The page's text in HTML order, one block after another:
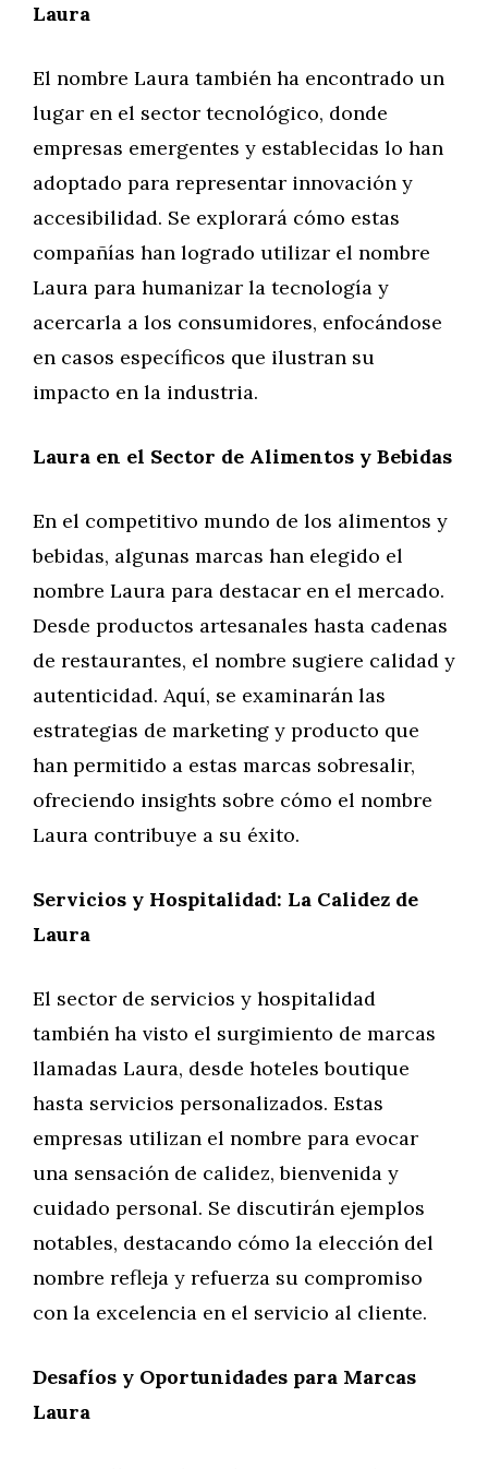
Laura
El nombre Laura también ha encontrado un
lugar en el sector tecnológico, donde
empresas emergentes y establecidas lo han
adoptado para representar innovación y
accesibilidad. Se explorará cómo estas
compañías han logrado utilizar el nombre
Laura para humanizar la tecnología y
acercarla a los consumidores, enfocándose
en casos específicos que ilustran su
impacto en la industria.
Laura en el Sector de Alimentos y Bebidas
En el competitivo mundo de los alimentos y
bebidas, algunas marcas han elegido el
nombre Laura para destacar en el mercado.
Desde productos artesanales hasta cadenas
de restaurantes, el nombre sugiere calidad y
autenticidad. Aquí, se examinarán las
estrategias de marketing y producto que
han permitido a estas marcas sobresalir,
ofreciendo insights sobre cómo el nombre
Laura contribuye a su éxito.
Servicios y Hospitalidad: La Calidez de
Laura
El sector de servicios y hospitalidad
también ha visto el surgimiento de marcas
llamadas Laura, desde hoteles boutique
hasta servicios personalizados. Estas
empresas utilizan el nombre para evocar
una sensación de calidez, bienvenida y
cuidado personal. Se discutirán ejemplos
notables, destacando cómo la elección del
nombre refleja y refuerza su compromiso
con la excelencia en el servicio al cliente.
Desafíos y Oportunidades para Marcas
Laura